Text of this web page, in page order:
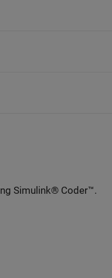
Simulink® Coder™.